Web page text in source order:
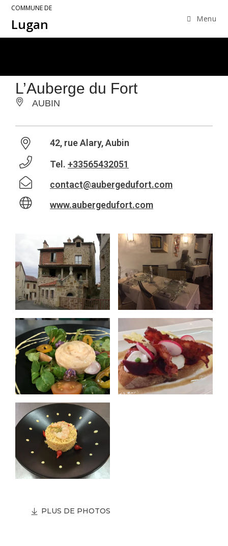
COMMUNE DE
Lugan Menu
L’Auberge du Fort
AUBIN
42, rue Alary, Aubin
Tel. +33565432051
contact@aubergedufort.com
www.aubergedufort.com
PLUS DE PHOTOS